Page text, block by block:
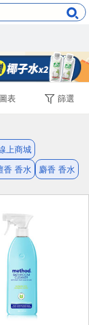
圖表 篩選
上商城
香 香水
麝香 香水